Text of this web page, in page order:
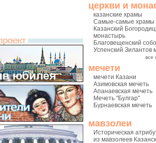
церкви и
казанские храмы
Самые-самые храмы
Казанский
монастырь
Благовещенский
Успенский Зилантов
все
мечети
мечети Казани
Азимовская мечеть
Апанаевская мечеть
Мечеть "Булгар"
Бурнаевская мечеть
мавзолеи
Историческая
из мавзолеев